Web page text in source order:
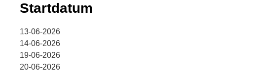
Startdatum
13-06-2026
14-06-2026
19-06-2026
20-06-2026